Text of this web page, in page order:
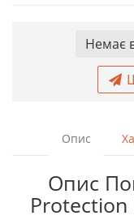
Немає
Опис
Опис
Protection